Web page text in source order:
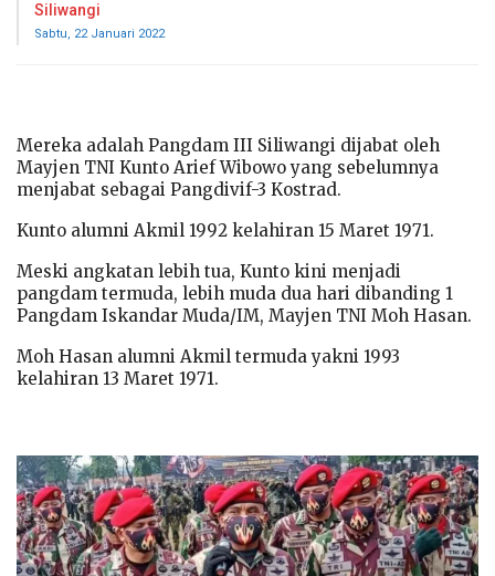
Siliwangi
Sabtu, 22 Januari 2022
Mereka adalah Pangdam III Siliwangi dijabat oleh
Mayjen TNI Kunto Arief Wibowo yang sebelumnya
menjabat sebagai Pangdivif-3 Kostrad.
Kunto alumni Akmil 1992 kelahiran 15 Maret 1971.
Meski angkatan lebih tua, Kunto kini menjadi
pangdam termuda, lebih muda dua hari dibanding 1
Pangdam Iskandar Muda/IM, Mayjen TNI Moh Hasan.
Moh Hasan alumni Akmil termuda yakni 1993
kelahiran 13 Maret 1971.